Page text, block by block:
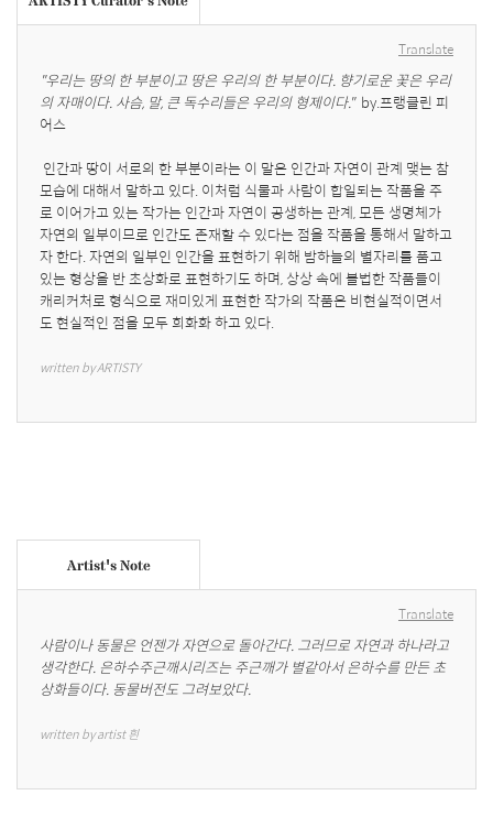
Translate
"우리는 땅의 한 부분이고 땅은 우리의 한 부분이다. 향기로운 꽃은 우리
의 자매이다. 사슴, 말, 큰 독수리들은 우리의 형제이다."
  by.프랭클린 피
어스
모습에 대해서 말하고 있다. 이처럼 식물과 사람이 합일되는 작품을 주
로 이어가고 있는 작가는 인간과 자연이 공생하는 관계, 모든 생명체가
자연의 일부이므로 인간도 존재할 수 있다는 점을 작품을 통해서 말하고
자 한다. 자연의 일부인 인간을 표현하기 위해 밤하늘의 별자리를 품고
있는 형상을 반 초상화로 표현하기도 하며, 상상 속에 볼법한 작품들이
캐리커처로 형식으로 재미있게 표현한 작가의 작품은 비현실적이면서
도 현실적인 점을 모두 희화화 하고 있다.
written by ARTISTY
Artist's Note
Translate
사람이나 동물은 언젠가 자연으로 돌아간다. 그러므로 자연과 하나라고
생각한다. 은하수주근깨시리즈는 주근깨가 별같아서 은하수를 만든 초
상화들이다. 동물버전도 그려보았다.
written by artist 흰